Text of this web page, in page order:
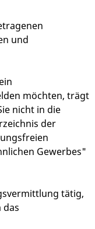
und
möchten, trägt
nicht in die
der
Gewerbes"
tätig,
das